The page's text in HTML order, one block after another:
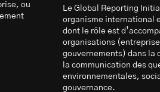
ou
Le Global Reporting
organisme international
dont le rôle est
organisations
gouvernements) dans la
la communication des
environnementales,
gouvernance.